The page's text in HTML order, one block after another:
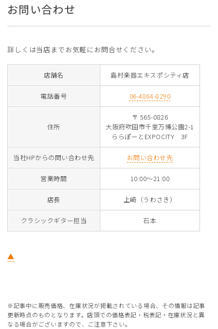
お問い合わせ
詳しくは当店までお気軽にお問合せください。
店舗名 島村楽器エキスポシティ店
電話番号 06-4864-8290
住所
〒 565-0826
大阪府吹田市千里万博公園2-1
ららぽーとEXPOCITY 3F
当社HPからの問い合わせ先 お問い合わせ先
営業時間 10:00～21:00
店長 上崎（うわさき）
クラシックギター担当 石本
▲
※記事中に販売価格、在庫状況が掲載されている場合、その情報は記事
更新時点のものとなります。店頭での価格表記・税表記・在庫状況と異
なる場合がございますので、ご注意下さい。